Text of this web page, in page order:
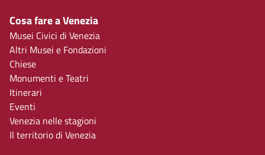
Cosa fare a Venezia
Musei Civici di Venezia
Altri Musei e Fondazioni
Chiese
Monumenti e Teatri
Itinerari
Eventi
Venezia nelle stagioni
Il territorio di Venezia